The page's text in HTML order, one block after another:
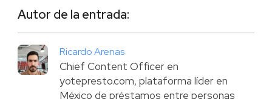
Autor de la entrada:
Ricardo Arenas
Chief Content Officer en
yotepresto.com, plataforma líder en
México de préstamos entre personas